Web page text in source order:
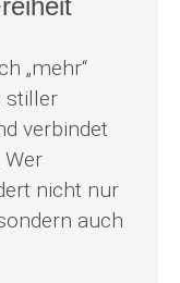
„mehr“
stiller
verbindet
nicht nur
auch